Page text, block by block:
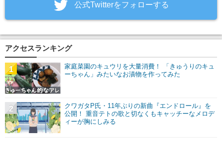
‎公式Twitterをフォローする
アクセスランキング
家庭菜園のキュウリを大量消費！ 「きゅうりのキュ
ーちゃん」みたいなお漬物を作ってみた
1
クワガタP氏・11年ぶりの新曲『エンドロール』を
公開！ 重音テトの歌と切なくもキャッチーなメロデ
ィーが胸にしみる
2